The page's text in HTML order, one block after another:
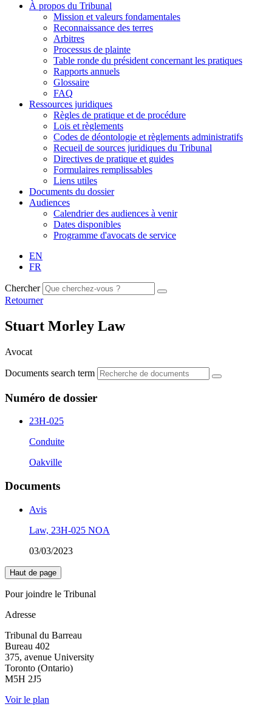
À propos du Tribunal
Mission et valeurs fondamentales
Reconnaissance des terres
Arbitres
Processus de plainte
Table ronde du président concernant les pratiques
Rapports annuels
Glossaire
FAQ
Ressources juridiques
Règles de pratique et de procédure
Lois et règlements
Codes de déontologie et règlements administratifs
Recueil de sources juridiques du Tribunal
Directives de pratique et guides
Formulaires remplissables
Liens utiles
Documents du dossier
Audiences
Calendrier des audiences à venir
Dates disponibles
Programme d'avocats de service
EN
FR
Chercher
Retourner
Stuart Morley Law
Avocat
Documents search term
Numéro de dossier
23H-025
Conduite
Oakville
Documents
Avis
Law, 23H-025 NOA
03/03/2023
Haut de page
Pour joindre le Tribunal
Adresse
Tribunal du Barreau
Bureau 402
375, avenue University
Toronto (Ontario)
M5H 2J5
Voir le plan